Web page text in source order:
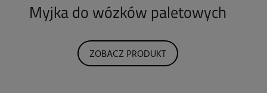
Myjka do wózków paletowych
ZOBACZ PRODUKT